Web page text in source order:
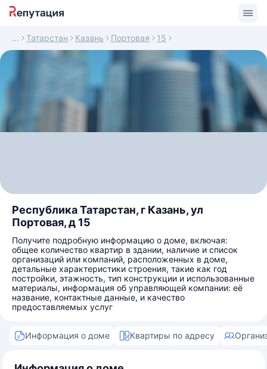
Татарстан Казань Портовая 15
Республика Татарстан, г Казань, ул
Портовая, д 15
Получите подробную информацию о доме, включая:
общее количество квартир в здании, наличие и список
организаций или компаний, расположенных в доме,
детальные характеристики строения, такие как год
постройки, этажность, тип конструкции и использованные
материалы, информация об управляющей компании: её
название, контактные данные, и качество
предоставляемых услуг
Информация о доме Квартиры по адресу